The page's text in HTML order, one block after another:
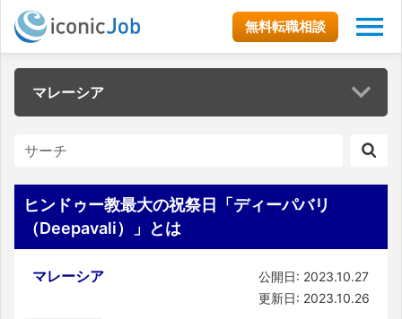
無料転職相談
マレーシア
ヒンドゥー教最大の祝祭日「ディーパバリ
（Deepavali）」とは
マレーシア
公開日: 2023.10.27
更新日: 2023.10.26